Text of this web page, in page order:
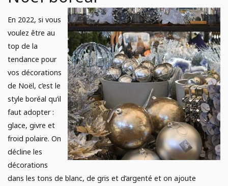
En 2022, si vous
voulez être au
top de la
tendance pour
vos décorations
de Noël, c’est le
style boréal qu’il
faut adopter :
glace, givre et
froid polaire. On
décline les
décorations
dans les tons de blanc, de gris et d’argenté et on ajoute